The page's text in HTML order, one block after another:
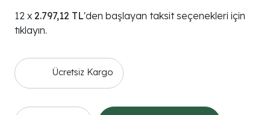
2.797,12 TL'den başlayan taksit seçenekleri için
tıklayın.
Ücretsiz Kargo